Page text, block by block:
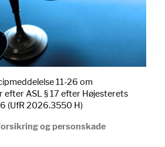
11-26 om
ASL § 17 efter Højesterets
(UfR 2026.3550 H)
og personskade